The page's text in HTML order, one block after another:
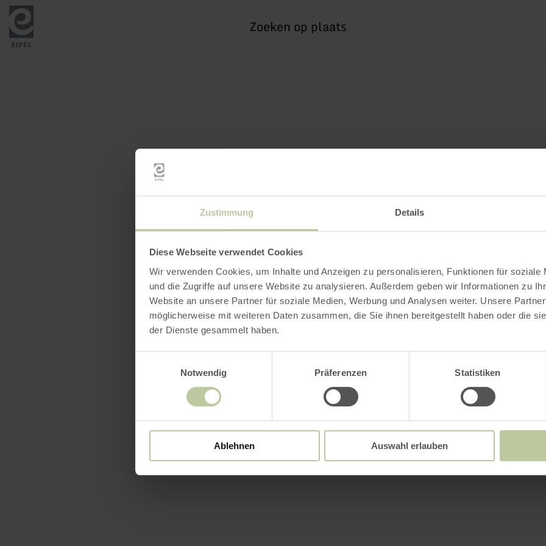
Zustimmung Details
Diese Webseite verwendet Cookies
Wir verwenden Cookies, um Inhalte und Anzeigen zu personalisieren, Funktionen für soziale
und die Zugriffe auf unsere Website zu analysieren. Außerdem geben wir Informationen zu
Website an unsere Partner für soziale Medien, Werbung und Analysen weiter. Unsere
möglicherweise mit weiteren Daten zusammen, die Sie ihnen bereitgestellt haben oder die
der Dienste gesammelt haben.
Notwendig
Präferenzen Statistiken
Ablehnen Auswahl erlauben
zoek